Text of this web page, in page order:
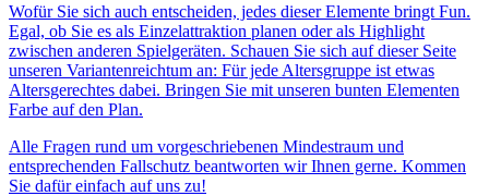
Wofür Sie sich auch entscheiden, jedes dieser Elemente bringt Fun.
Egal, ob Sie es als Einzelattraktion planen oder als Highlight
zwischen anderen Spielgeräten. Schauen Sie sich auf dieser Seite
unseren Variantenreichtum an: Für jede Altersgruppe ist etwas
Altersgerechtes dabei. Bringen Sie mit unseren bunten Elementen
Farbe auf den Plan.
Alle Fragen rund um vorgeschriebenen Mindestraum und
entsprechenden Fallschutz beantworten wir Ihnen gerne. Kommen
Sie dafür einfach auf uns zu!